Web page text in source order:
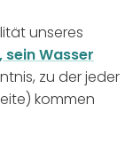
unseres
Wasser
zu der jeder
kommen